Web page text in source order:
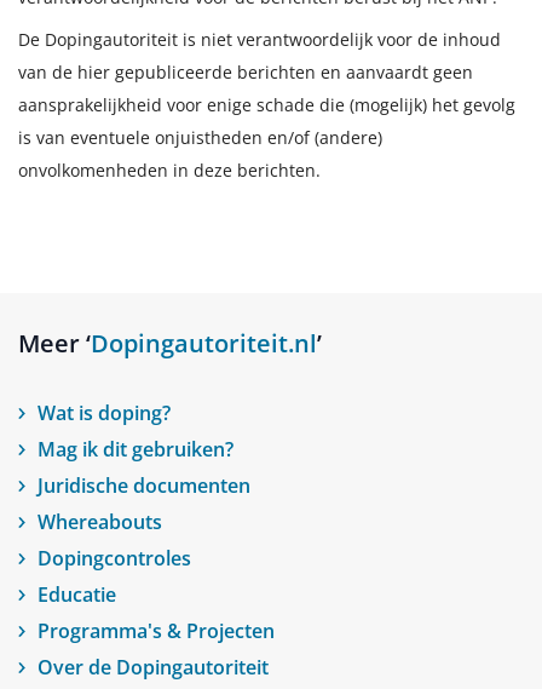
De Dopingautoriteit is niet verantwoordelijk voor de inhoud
van de hier gepubliceerde berichten en aanvaardt geen
aansprakelijkheid voor enige schade die (mogelijk) het gevolg
is van eventuele onjuistheden en/of (andere)
onvolkomenheden in deze berichten.
Meer ‘Dopingautoriteit.nl’
Wat is doping?
Mag ik dit gebruiken?
Juridische documenten
Whereabouts
Dopingcontroles
Educatie
Programma's & Projecten
Over de Dopingautoriteit